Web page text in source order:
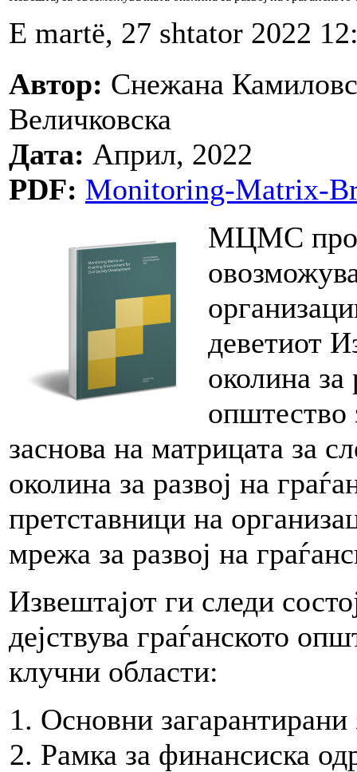
E martë, 27 shtator 2022
Автор: Снежана
Величковска
Дата: Април, 2022
PDF: Monitoring-Matrix-
МЦМС
деветиот
околина за
општество
заснова на матрицата за
околина за развој на
претставници на
мрежа за развој на
Извештајот ги следи
дејствува граѓанското
клучни области:
Основни
Рамка за финансиска